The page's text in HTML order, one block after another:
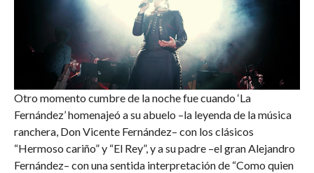
Otro momento cumbre de la noche fue cuando ‘La
Fernández’ homenajeó a su abuelo –la leyenda de la música
ranchera, Don Vicente Fernández– con los clásicos
“Hermoso cariño” y “El Rey”, y a su padre –el gran Alejandro
Fernández– con una sentida interpretación de “Como quien